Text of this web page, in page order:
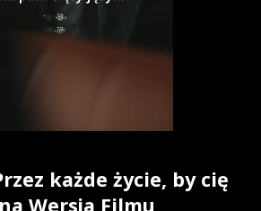
każde życie, by cię
Wersja Filmu